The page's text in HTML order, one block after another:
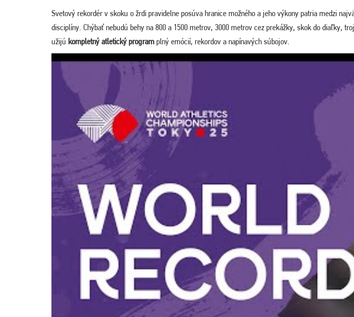
Svetový rekordér v skoku o žrdi pravidelne posúva hranice možného a jeho výkony patria medzi
disciplíny. Chýbať nebudú behy na 800 a 1500 metrov, 3000 metrov cez prekážky, skok do diaľky,
užijú kompletný atletický program plný emócií, rekordov a napínavých súbojov.